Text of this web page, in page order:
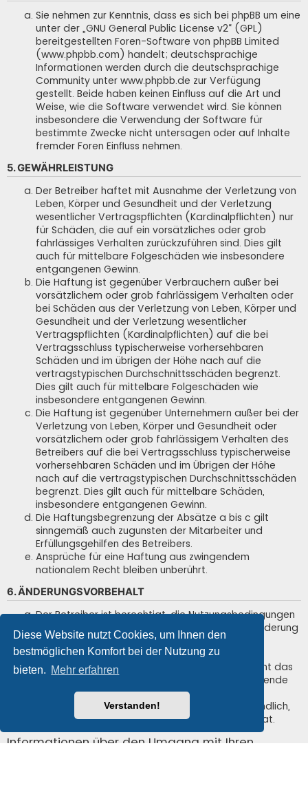
Diese Website nutzt Cookies, um Ihnen den
bestmöglichen Komfort bei der Nutzung zu
bieten. Mehr erfahren
Verstanden!
Sie nehmen zur Kenntnis, dass es sich bei phpBB um eine
unter der „GNU General Public License v2“ (GPL)
bereitgestellten Foren-Software von phpBB Limited
(www.phpbb.com) handelt; deutschsprachige
Informationen werden durch die deutschsprachige
Community unter www.phpbb.de zur Verfügung
gestellt. Beide haben keinen Einfluss auf die Art und
Weise, wie die Software verwendet wird. Sie können
insbesondere die Verwendung der Software für
bestimmte Zwecke nicht untersagen oder auf Inhalte
fremder Foren Einfluss nehmen.
5. GEWÄHRLEISTUNG
Der Betreiber haftet mit Ausnahme der Verletzung von
Leben, Körper und Gesundheit und der Verletzung
wesentlicher Vertragspflichten (Kardinalpflichten) nur
für Schäden, die auf ein vorsätzliches oder grob
fahrlässiges Verhalten zurückzuführen sind. Dies gilt
auch für mittelbare Folgeschäden wie insbesondere
entgangenen Gewinn.
Die Haftung ist gegenüber Verbrauchern außer bei
vorsätzlichem oder grob fahrlässigem Verhalten oder
bei Schäden aus der Verletzung von Leben, Körper und
Gesundheit und der Verletzung wesentlicher
Vertragspflichten (Kardinalpflichten) auf die bei
Vertragsschluss typischerweise vorhersehbaren
Schäden und im übrigen der Höhe nach auf die
vertragstypischen Durchschnittsschäden begrenzt.
Dies gilt auch für mittelbare Folgeschäden wie
insbesondere entgangenen Gewinn.
Die Haftung ist gegenüber Unternehmern außer bei der
Verletzung von Leben, Körper und Gesundheit oder
vorsätzlichem oder grob fahrlässigem Verhalten des
Betreibers auf die bei Vertragsschluss typischerweise
vorhersehbaren Schäden und im Übrigen der Höhe
nach auf die vertragstypischen Durchschnittsschäden
begrenzt. Dies gilt auch für mittelbare Schäden,
insbesondere entgangenen Gewinn.
Die Haftungsbegrenzung der Absätze a bis c gilt
sinngemäß auch zugunsten der Mitarbeiter und
Erfüllungsgehilfen des Betreibers.
Ansprüche für eine Haftung aus zwingendem
nationalem Recht bleiben unberührt.
6. ÄNDERUNGSVORBEHALT
Der Betreiber ist berechtigt, die Nutzungsbedingungen
und die Datenschutzerklärung zu ändern. Die Änderung
wird dem Nutzer per E-Mail mitgeteilt.
Der Nutzer ist berechtigt, den Änderungen zu
widersprechen. Im Falle des Widerspruchs erlischt das
zwischen dem Betreiber und dem Nutzer bestehende
Vertragsverhältnis mit sofortiger Wirkung.
Die Änderungen gelten als anerkannt und verbindlich,
wenn der Nutzer den Änderungen zugestimmt hat.
Informationen über den Umgang mit Ihren